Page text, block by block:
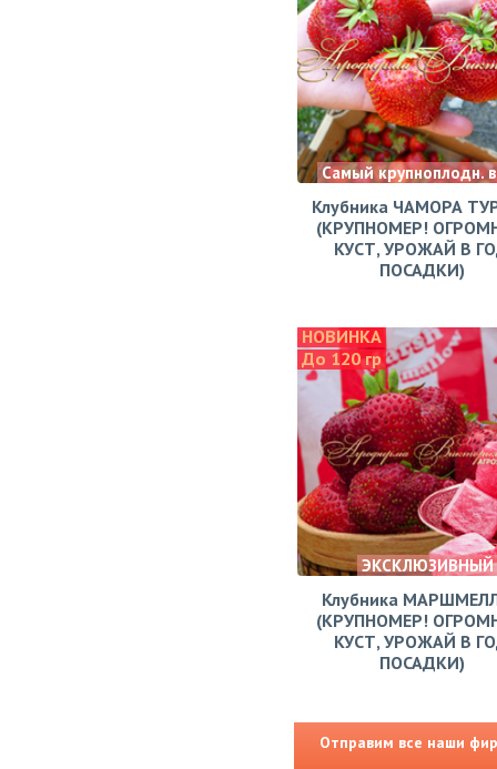
Самый крупноплодн.
Клубника ЧАМОРА
(КРУПНОМЕР!
КУСТ, УРОЖАЙ В
ПОСАДКИ)
НОВИНКА
До 120 гр
ЭКСКЛЮЗИВНЫЙ
Клубника
(КРУПНОМЕР!
КУСТ, УРОЖАЙ В
ПОСАДКИ)
Отправим все наши